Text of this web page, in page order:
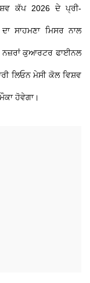
ਕੱਪ 2026 ਦੇ ਪ੍ਰੀ-
ਸਾਹਮਣਾ ਮਿਸਰ ਨਾਲ
ਨਜ਼ਰਾਂ ਕੁਆਰਟਰ ਫਾਈਨਲ
ਲਿਓਨ ਮੇਸੀ ਕੋਲ ਵਿਸ਼ਵ
ਹੋਵੇਗਾ।